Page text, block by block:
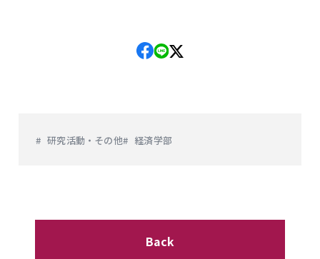
研究活動・その他 経済学部
Back